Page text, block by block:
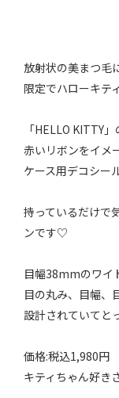
放射状の美まつ毛
限定でハローキテ
「HELLO KITTY
赤いリボンをイメ
ケース用デコシー
持っているだけで
ンです♡
目幅38mmのワイ
目の丸み、目幅、
設計されていてと
価格:税込1,980円
キティちゃん好き